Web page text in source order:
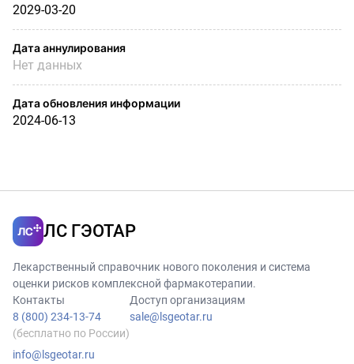
2029-03-20
Дата аннулирования
Нет данных
Дата обновления информации
2024-06-13
ЛС ГЭОТАР
Лекарственный справочник нового поколения и система
оценки рисков комплексной фармакотерапии.
Контакты
8 (800) 234-13-74
(бесплатно по России)
info@lsgeotar.ru
Доступ организациям
sale@lsgeotar.ru